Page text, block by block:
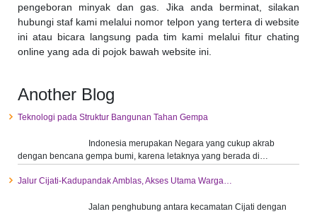
pengeboran minyak dan gas. Jika anda berminat, silakan
hubungi staf kami melalui nomor telpon yang tertera di website
ini atau bicara langsung pada tim kami melalui fitur chating
online yang ada di pojok bawah website ini.
Another Blog
Teknologi pada Struktur Bangunan Tahan Gempa
Indonesia merupakan Negara yang cukup akrab
dengan bencana gempa bumi, karena letaknya yang berada di…
Jalur Cijati-Kadupandak Amblas, Akses Utama Warga…
Jalan penghubung antara kecamatan Cijati dengan